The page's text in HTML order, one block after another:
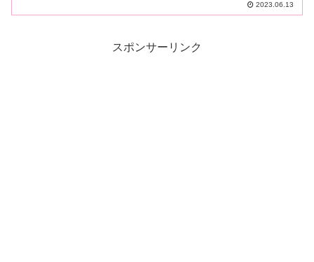
2023.06.13
スポンサーリンク